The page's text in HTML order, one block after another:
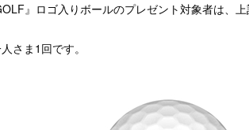
』ロゴ入りボールのプレゼント対象者は、
さま1回です。